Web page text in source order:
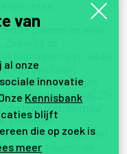
plannen en wilde
bij de
een mooi plan.
subsidieregelingen.
een gelukkig toeval. Zie
die toch niet allemaal
eindeloos
zij zo verlangen. Het
niet tot treurnis en
van
al onze
innovatie
Onze Kennisbank
blijft
die op zoek is
meer